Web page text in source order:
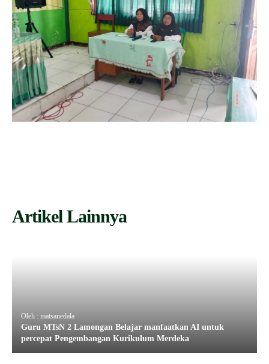
Artikel Lainnya
Oleh : matsanedala
Guru MTsN 2 Lamongan Belajar manfaatkan AI untuk
percepat Pengembangan Kurikulum Merdeka